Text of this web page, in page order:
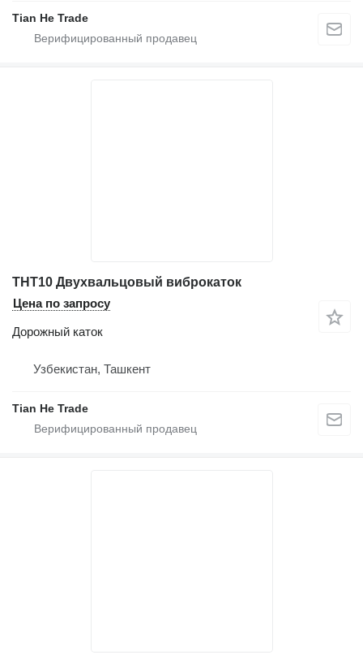
Tian He Trade
THT10 Двухвальцовый виброкаток
Цена по запросу
Дорожный каток
Узбекистан, Ташкент
Tian He Trade